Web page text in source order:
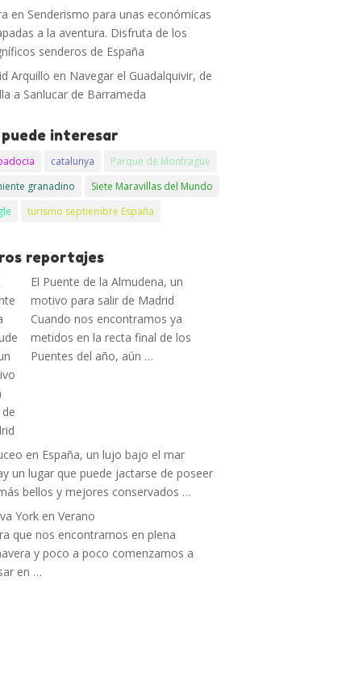
en Senderismo para unas económicas
a la aventura. Disfruta de los
senderos de España
Arquillo en Navegar el Guadalquivir, de
a Sanlucar de Barrameda
interesar
catalunya
Parque de Monfragüe
granadino
Siete Maravillas del Mundo
turismo septiembre España
reportajes
El Puente de la Almudena, un
motivo para salir de Madrid
Cuando nos encontramos ya
metidos en la recta final de los
Puentes del año, aún …
en España, un lujo bajo el mar
un lugar que puede jactarse de poseer
bellos y mejores conservados …
York en Verano
que nos encontramos en plena
y poco a poco comenzamos a
en …